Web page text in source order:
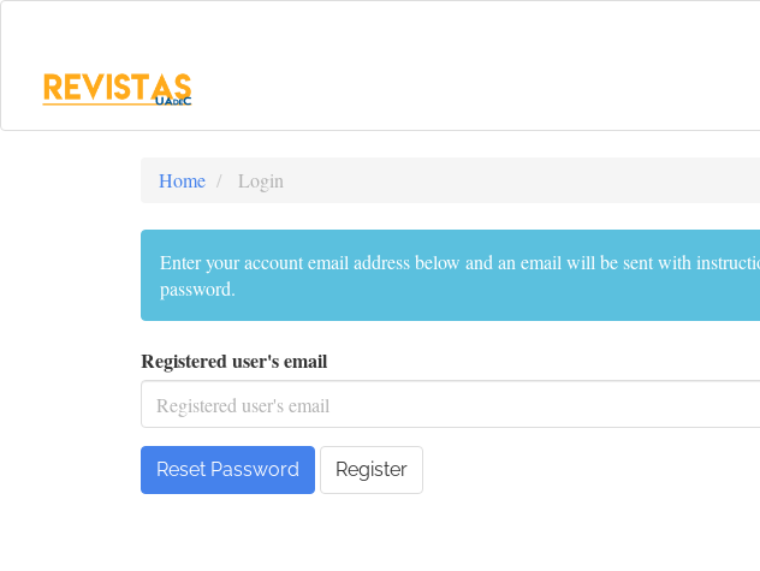
Content
Home Login
Enter your account email address below and an email will be sent with
password.
Registered user's email
Reset Password Register